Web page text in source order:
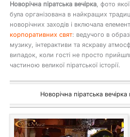
Новорічна піратська вечірка, фото
була організована в найкращих
новорічних заходів і включала
корпоративних свят: ведучого в
музику, інтерактиви та яскраву
випадок, коли гості не просто
частиною великої піратської історії.
Новорічна піратська